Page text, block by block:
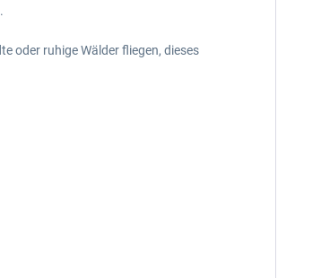
oder ruhige Wälder fliegen, dieses